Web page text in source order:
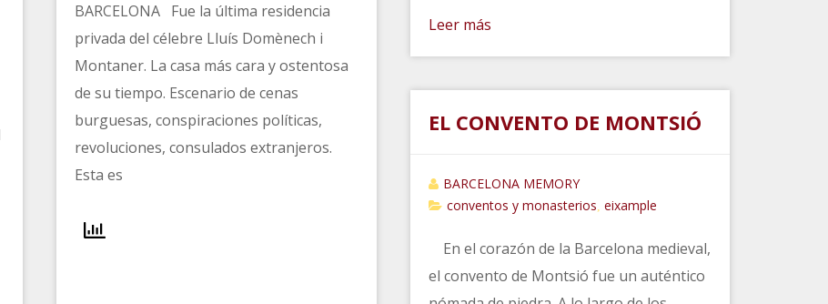
BARCELONA Fue la última residencia
privada del célebre Lluís Domènech i
Montaner. La casa más cara y ostentosa
de su tiempo. Escenario de cenas
burguesas, conspiraciones políticas,
revoluciones, consulados extranjeros.
Esta es
Leer más
EL CONVENTO DE MONTSIÓ
BARCELONA MEMORY
conventos y monasterios eixample
En el corazón de la Barcelona medieval,
el convento de Montsió fue un auténtico